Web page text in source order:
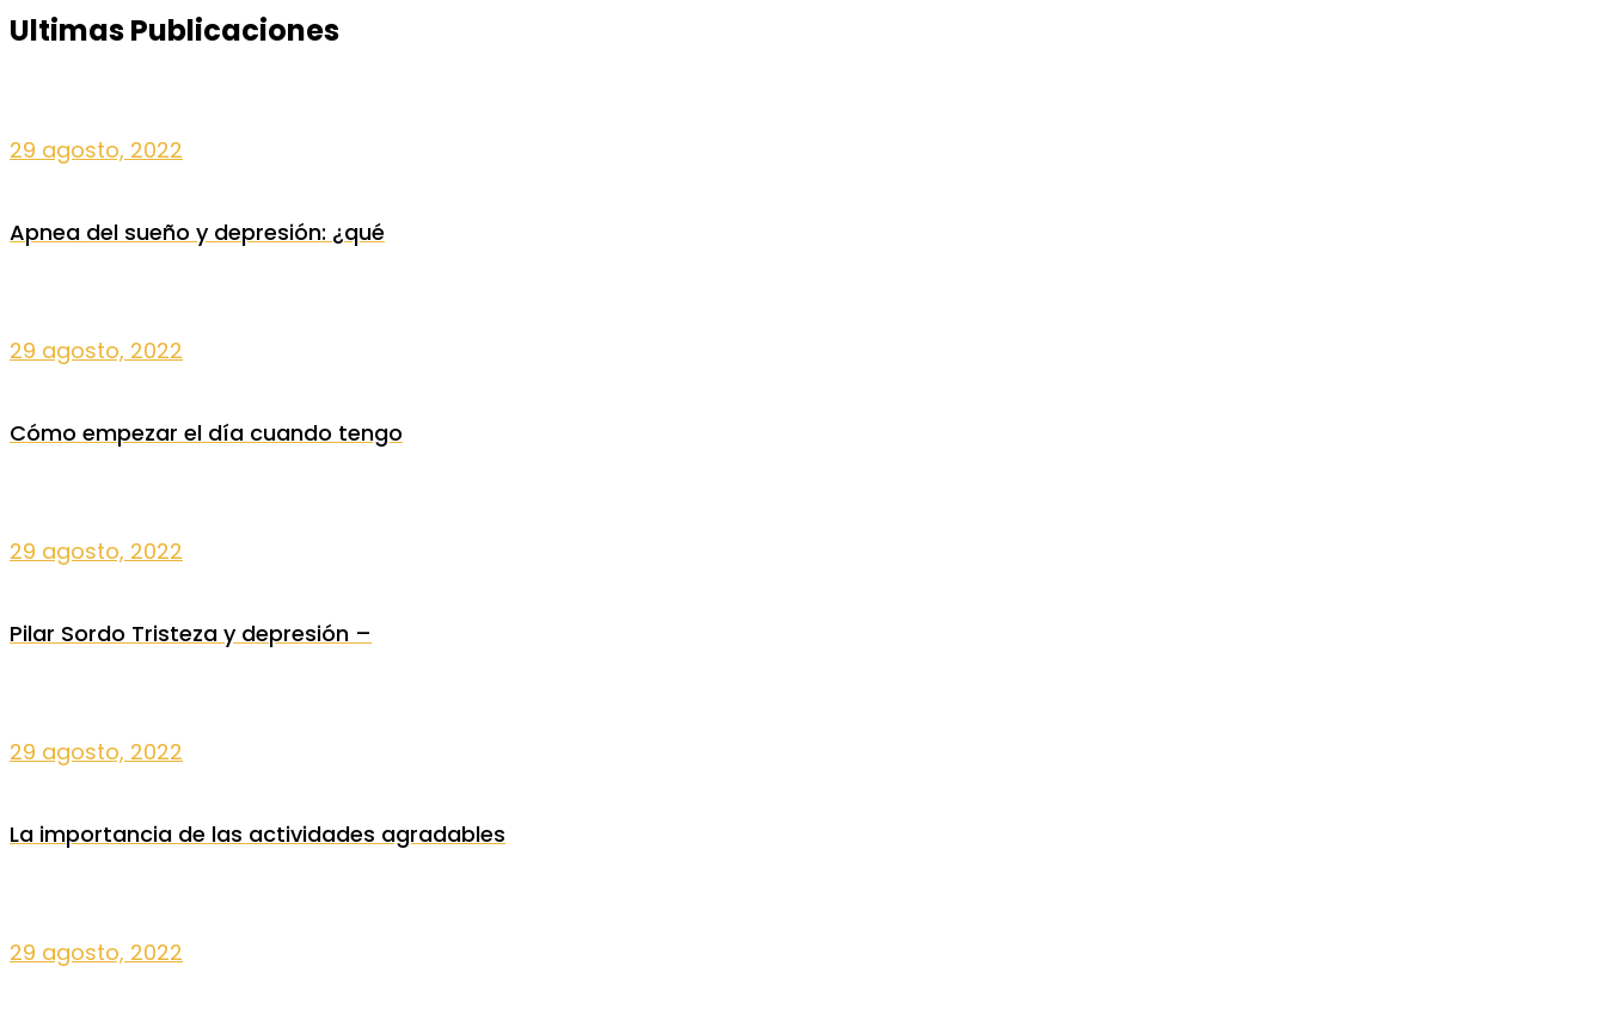
Ultimas Publicaciones
29 agosto, 2022
Apnea del sueño y depresión: ¿qué
29 agosto, 2022
Cómo empezar el día cuando tengo
29 agosto, 2022
Pilar Sordo Tristeza y depresión –
29 agosto, 2022
La importancia de las actividades agradables
29 agosto, 2022